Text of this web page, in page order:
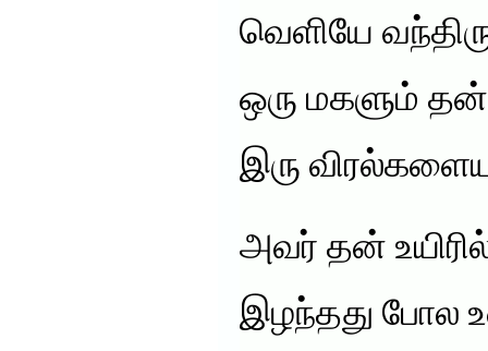
வெளியே
ஒரு மகளும்
இரு
அவர் தன்
இழந்தது போல